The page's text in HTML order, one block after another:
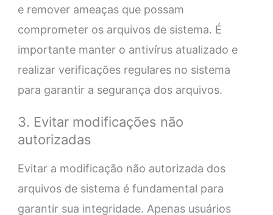
e remover ameaças que possam
comprometer os arquivos de sistema. É
importante manter o antivírus atualizado e
realizar verificações regulares no sistema
para garantir a segurança dos arquivos.
3. Evitar modificações não
autorizadas
Evitar a modificação não autorizada dos
arquivos de sistema é fundamental para
garantir sua integridade. Apenas usuários